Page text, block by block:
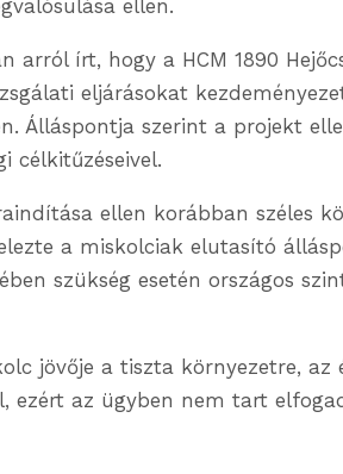
ellen.
arról írt, hogy a HCM 1890
eljárásokat
Álláspontja szerint a projekt
célkitűzéseivel.
ellen korábban széles
a miskolciak elutasító
szükség esetén országos
jövője a tiszta környezetre, az
ezért az ügyben nem tart